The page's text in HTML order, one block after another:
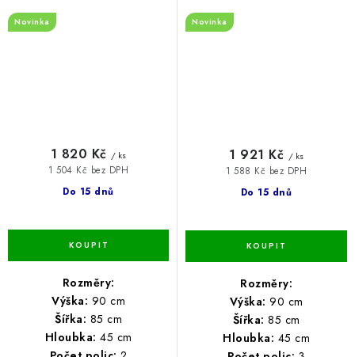
Novinka
Do 15 dnů
1 504 Kč bez DPH
1 820 Kč / ks
Rozměry:
Výška: 90 cm
Šířka: 85 cm
Hloubka: 45 cm
Novinka
Do 15 dnů
1 588 Kč bez DPH
1 921 Kč / ks
Rozměry:
Výška: 90 cm
Šířka: 85 cm
Hloubka: 45 cm